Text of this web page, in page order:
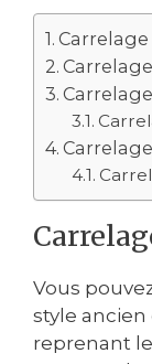
Vous
style
reprenant